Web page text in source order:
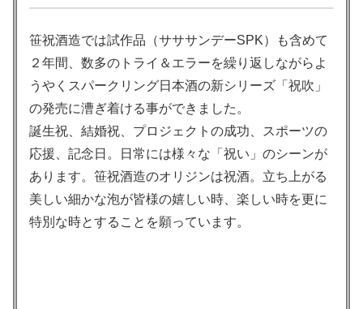
笹祝酒造では試作品（サササンデーSPK）も含めて
２年間、数多のトライ＆エラーを繰り返しながらよ
うやくスパークリング日本酒の新シリーズ「祝吹」
の発売に漕ぎ着ける事ができました。
誕生祝、結婚祝、プロジェクトの成功、スポーツの
応援、記念日。日常には様々な「祝い」のシーンが
あります。笹祝酒造のオリジンは祝酒。立ち上がる
美しい細かな泡が皆様の嬉しい時、楽しい時を更に
特別な時とすることを願っています。